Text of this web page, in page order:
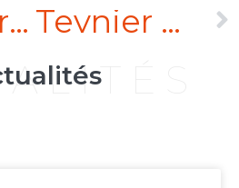
Paris Bar Council Teynier Pic joins the Alliance of Lawyers for Human Rights (AADH)